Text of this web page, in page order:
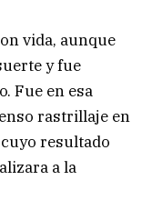
vida, aunque
y fue
Fue en esa
rastrillaje en
resultado
a la